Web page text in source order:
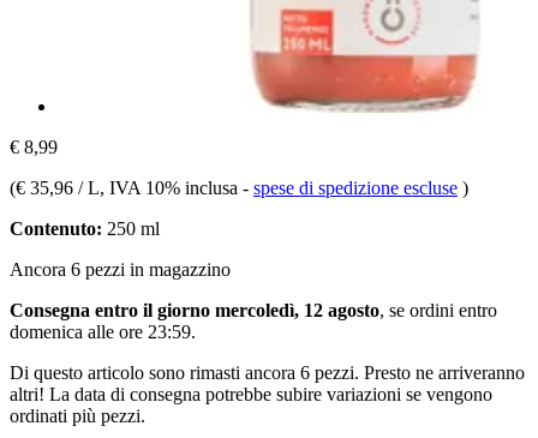
€ 8,99
(€ 35,96 / L, IVA 10% inclusa - spese di spedizione escluse )
Contenuto: 250 ml
Ancora 6 pezzi in magazzino
Consegna entro il giorno mercoledì, 12 agosto, se ordini entro
domenica alle ore 23:59.
Di questo articolo sono rimasti ancora 6 pezzi. Presto ne arriveranno
altri! La data di consegna potrebbe subire variazioni se vengono
ordinati più pezzi.